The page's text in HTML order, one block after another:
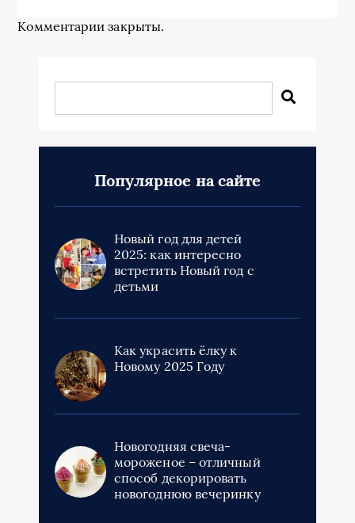
Комментарии закрыты.
Популярное на сайте
Новый год для детей
2025: как интересно
встретить Новый год с
детьми
Как украсить ёлку к
Новому 2025 Году
Новогодняя свеча-
мороженое – отличный
способ декорировать
новогоднюю вечеринку